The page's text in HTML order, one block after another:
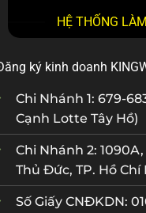
HỆ THỐNG
ký kinh doanh
Chi Nhánh 1: 679-
Cạnh Lotte Tây Hồ)
Chi Nhánh 2:
Thủ Đức, TP. Hồ Chí
Số Giấy CNĐKDN: